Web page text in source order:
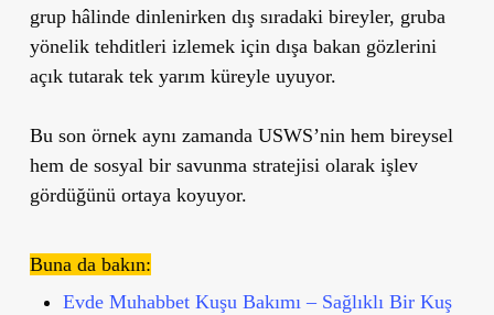
grup hâlinde dinlenirken dış sıradaki bireyler, gruba
yönelik tehditleri izlemek için dışa bakan gözlerini
açık tutarak tek yarım küreyle uyuyor.
Bu son örnek aynı zamanda USWS’nin hem bireysel
hem de sosyal bir savunma stratejisi olarak işlev
gördüğünü ortaya koyuyor.
Buna da bakın:
Evde Muhabbet Kuşu Bakımı – Sağlıklı Bir Kuş